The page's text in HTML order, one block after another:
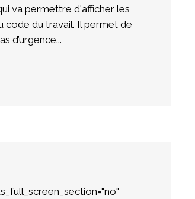
va permettre d'afficher les
code du travail. Il permet de
d’urgence...